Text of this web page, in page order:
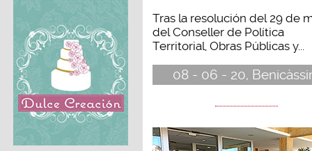
Tras la resolución del 29 de
del Conseller de Política
Territorial, Obras Públicas y...
08 - 06 - 20,